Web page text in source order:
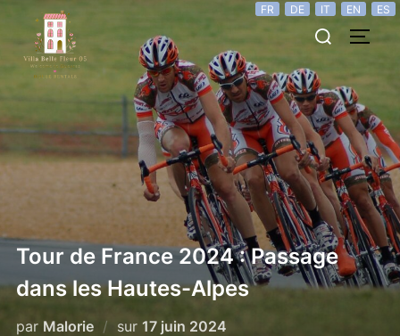
FR DE IT EN ES
Tour de France 2024 : Passage
dans les Hautes-Alpes
par Malorie sur 17 juin 2024